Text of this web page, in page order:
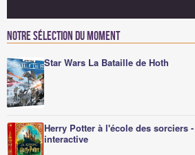
Notre sélection du moment
Star Wars La Bataille de Hoth
Herry Potter à l'école des sorciers
interactive